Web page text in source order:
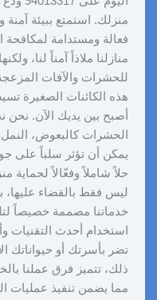
منزلك. استمتع ببيئة
فعالة ومستدامة
منازلنا ملاذاً آمناً لنا،
للحشرات والآفات
هذه الكائنات الصغيرة
أصبح بين يديك الآن. نحن
الحشرات كالبعوض،
يمكن أن تؤثر سلباً على
حلاً شاملاً وفعّالاً لحماية
ليس فقط بالقضاء
خدماتنا مصممة خصيصاً
استخدام أحدث التقنيات
تضر بأسرتك أو حيواناتك
ذلك، تتميز فرق عملنا
مما يضمن تنفيذ عمليات